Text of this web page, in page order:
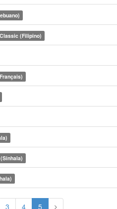
Classic (Filipino)
3 4 5